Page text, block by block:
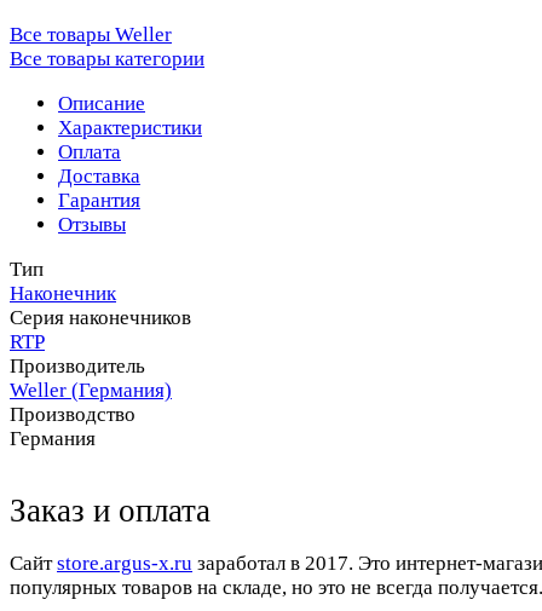
Все товары Weller
Все товары категории
Описание
Характеристики
Оплата
Доставка
Гарантия
Отзывы
Тип
Наконечник
Серия наконечников
RTP
Производитель
Weller (Германия)
Производство
Германия
Заказ и оплата
Cайтstore.argus-x.ru заработал в 2017. Это интернет-
популярных товаров на складе, но это не всегда